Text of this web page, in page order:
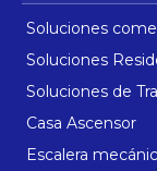
Soluciones
Soluciones
Soluciones de
Casa Ascensor
Escalera